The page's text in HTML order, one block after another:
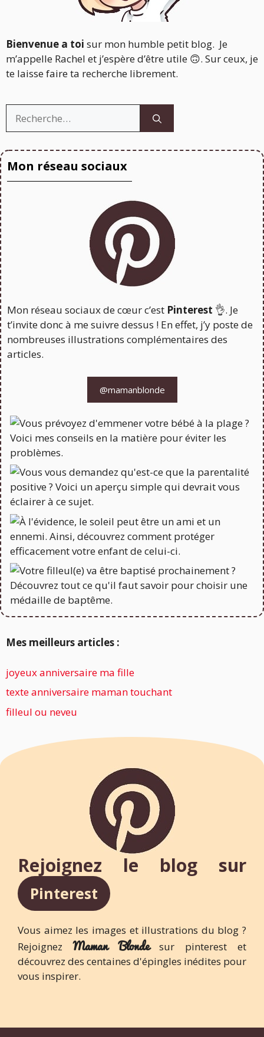
Bienvenue a toi sur mon humble petit blog. Je
m’appelle Rachel et j’espère d’être utile 🙃. Sur ceux, je
te laisse faire ta recherche librement.
Mon réseau sociaux
Mon réseau sociaux de cœur c’est Pinterest 👌. Je
t’invite donc à me suivre dessus ! En effet, j’y poste de
nombreuses illustrations complémentaires des
articles.
@mamanblonde
Mes meilleurs articles :
joyeux anniversaire ma fille
texte anniversaire maman touchant
filleul ou neveu
Rejoignez le blog sur
Pinterest
Vous aimez les images et illustrations du blog ?
RejoignezMaman Blondesur pinterest et
découvrez des centaines d'épingles inédites pour
vous inspirer.